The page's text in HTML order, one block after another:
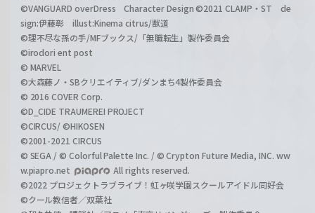
©VANGUARD overDress Character Design ©2021 CLAMP・ST de
sign:伊藤彰 illust:Kinema citrus/獣道
©理不尽な孫の手/MFブックス/「無職転生」製作委員会
©irodori ent post
© MARVEL
©大森藤ノ・SBクリエイティブ/ダンまち4製作委員会
© 2016 COVER Corp.
©D_CIDE TRAUMEREI PROJECT
©CIRCUS/ ©HIKOSEN
©2001-2021 CIRCUS
© SEGA / © Colorful Palette Inc. / © Crypton Future Media, INC. ww
w.piapro.net
All rights reserved.
©2022 プロジェクトラブライブ！虹ヶ咲学園スクールアイドル同好会
©クール教信者／双葉社